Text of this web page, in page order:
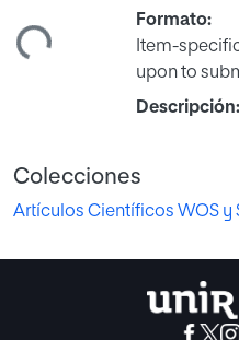
Formato:
Item-
upon to
Descripción:
Colecciones
Artículos Científicos WOS y